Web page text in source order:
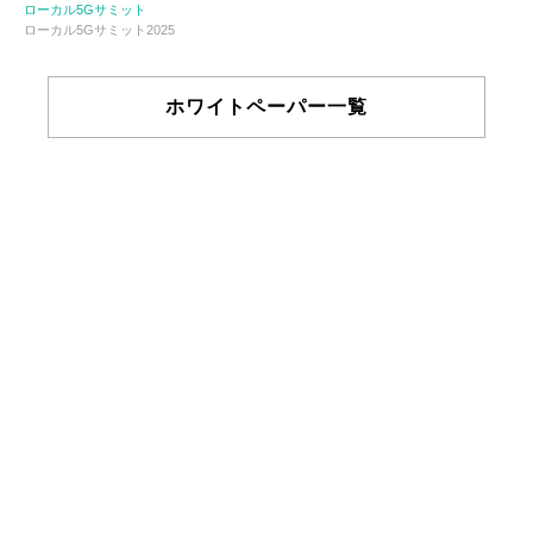
ローカル5Gサミット
ローカル5Gサミット2025
ホワイトペーパー一覧